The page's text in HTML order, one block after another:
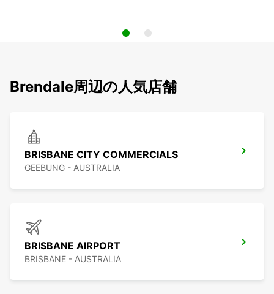
Brendale周辺の人気店舗
BRISBANE CITY COMMERCIALS
GEEBUNG - AUSTRALIA
BRISBANE AIRPORT
BRISBANE - AUSTRALIA